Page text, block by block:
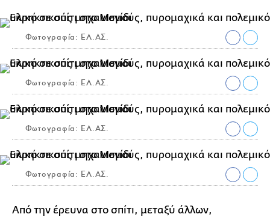
Φωτογραφία: ΕΛ.ΑΣ.
Φωτογραφία: ΕΛ.ΑΣ.
Φωτογραφία: ΕΛ.ΑΣ.
Φωτογραφία: ΕΛ.ΑΣ.
Από την έρευνα στο σπίτι, μεταξύ άλλων,